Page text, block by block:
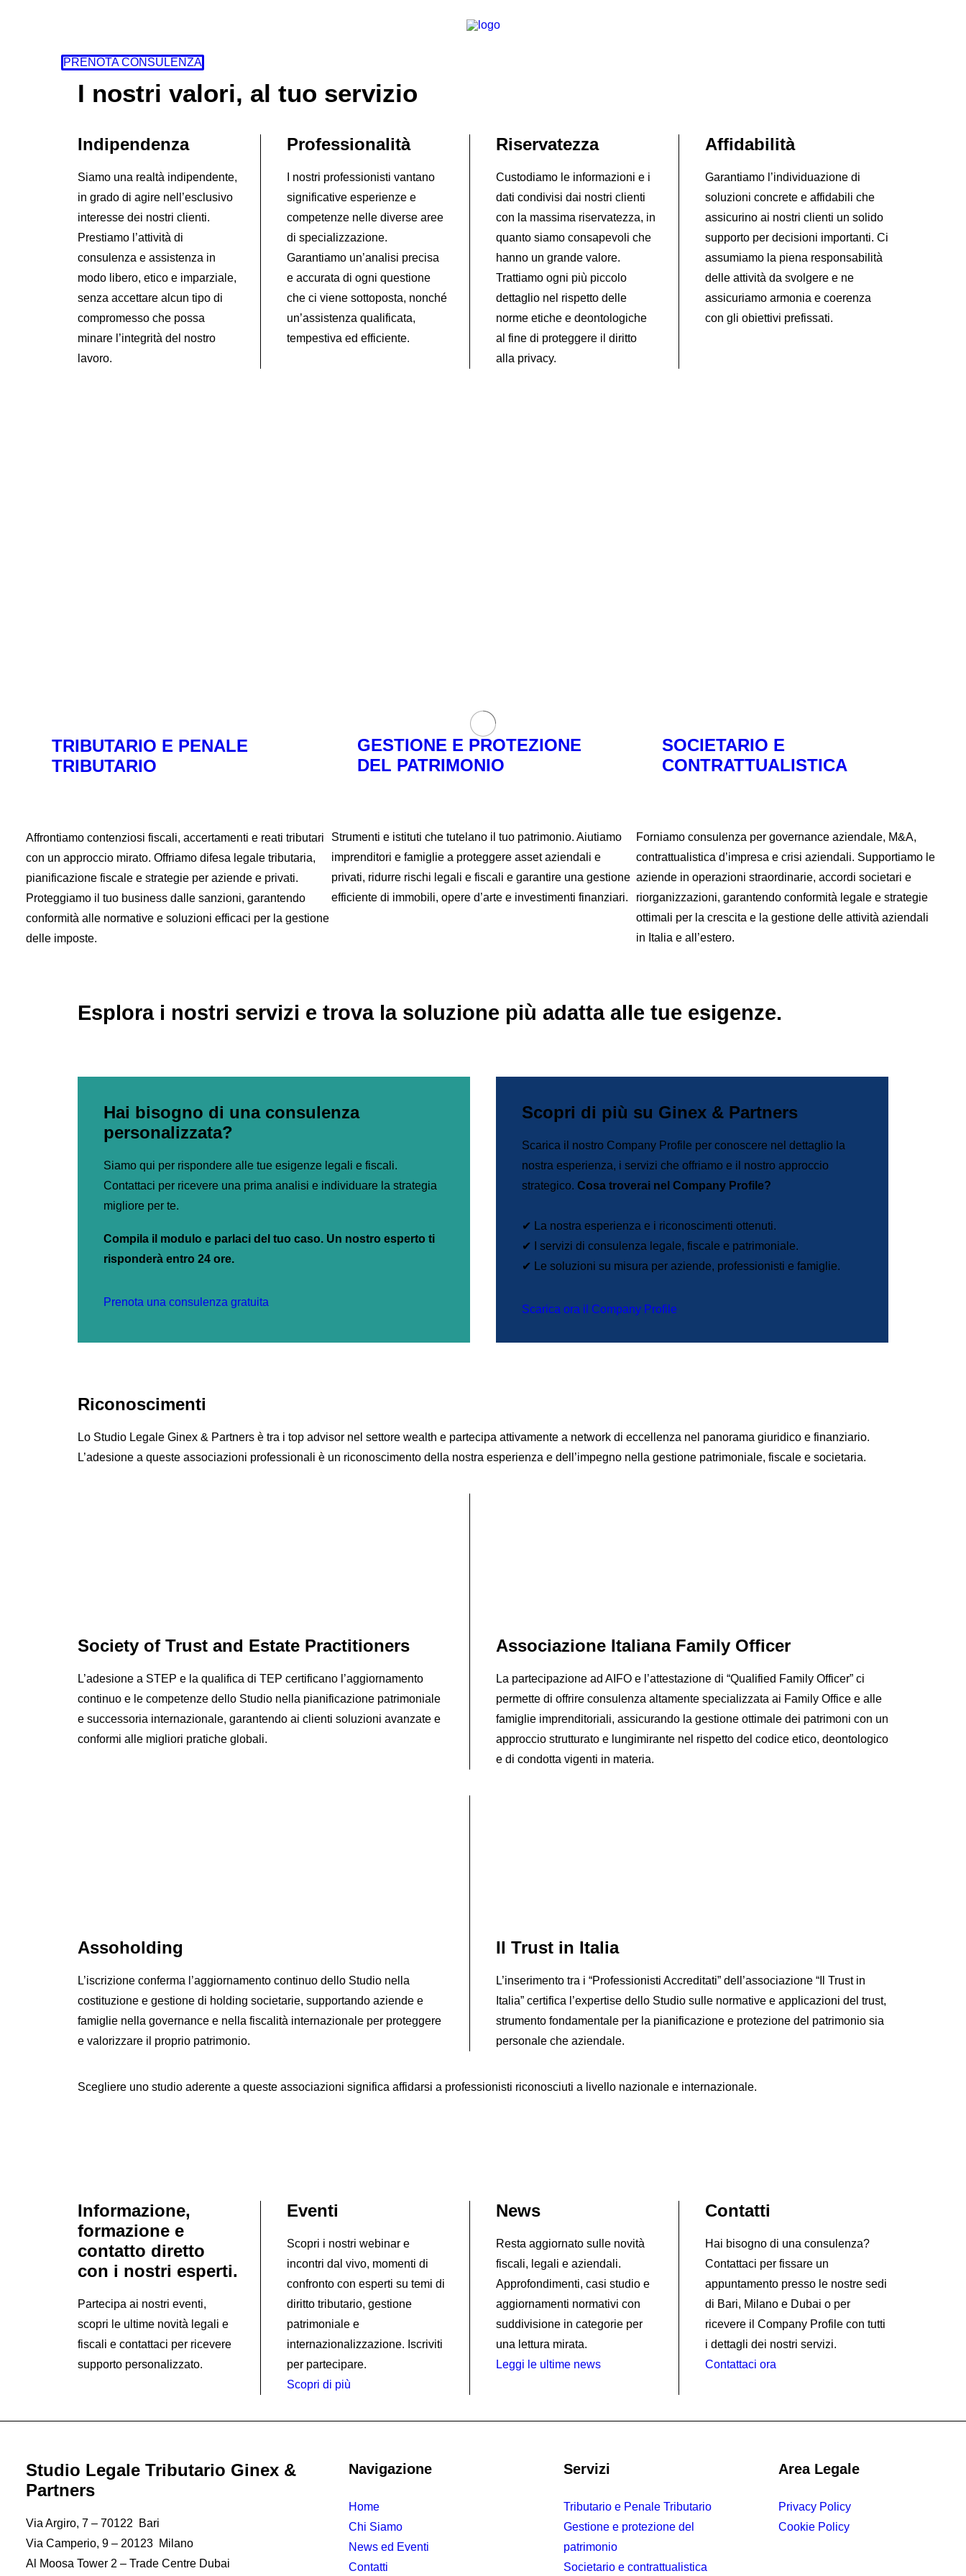
PRENOTA CONSULENZA
I nostri valori, al tuo servizio
Indipendenza
Siamo una realtà indipendente,
in grado di agire nell’esclusivo
interesse dei nostri clienti.
Prestiamo l’attività di
consulenza e assistenza in
modo libero, etico e imparziale,
senza accettare alcun tipo di
compromesso che possa
minare l’integrità del nostro
lavoro.
Professionalità
I nostri professionisti vantano
significative esperienze e
competenze nelle diverse aree
di specializzazione.
Garantiamo un’analisi precisa
e accurata di ogni questione
che ci viene sottoposta, nonché
un’assistenza qualificata,
tempestiva ed efficiente.
Riservatezza
Custodiamo le informazioni e i
dati condivisi dai nostri clienti
con la massima riservatezza, in
quanto siamo consapevoli che
hanno un grande valore.
Trattiamo ogni più piccolo
dettaglio nel rispetto delle
norme etiche e deontologiche
al fine di proteggere il diritto
alla privacy.
Affidabilità
Garantiamo l’individuazione di
soluzioni concrete e affidabili che
assicurino ai nostri clienti un solido
supporto per decisioni importanti. Ci
assumiamo la piena responsabilità
delle attività da svolgere e ne
assicuriamo armonia e coerenza
con gli obiettivi prefissati.
TRIBUTARIO E PENALE
TRIBUTARIO
Affrontiamo contenziosi fiscali, accertamenti e reati tributari
con un approccio mirato. Offriamo difesa legale tributaria,
pianificazione fiscale e strategie per aziende e privati.
Proteggiamo il tuo business dalle sanzioni, garantendo
conformità alle normative e soluzioni efficaci per la gestione
delle imposte.
GESTIONE E PROTEZIONE
DEL PATRIMONIO
Strumenti e istituti che tutelano il tuo patrimonio. Aiutiamo
imprenditori e famiglie a proteggere asset aziendali e
privati, ridurre rischi legali e fiscali e garantire una gestione
efficiente di immobili, opere d’arte e investimenti finanziari.
SOCIETARIO E
CONTRATTUALISTICA
Forniamo consulenza per governance aziendale, M&A,
contrattualistica d’impresa e crisi aziendali. Supportiamo le
aziende in operazioni straordinarie, accordi societari e
riorganizzazioni, garantendo conformità legale e strategie
ottimali per la crescita e la gestione delle attività aziendali
in Italia e all’estero.
Esplora i nostri servizi e trova la soluzione più adatta alle tue esigenze.
Hai bisogno di una consulenza
personalizzata?
Siamo qui per rispondere alle tue esigenze legali e fiscali.
Contattaci per ricevere una prima analisi e individuare la strategia
migliore per te.
Compila il modulo e parlaci del tuo caso. Un nostro esperto ti
risponderà entro 24 ore.
Prenota una consulenza gratuita
Scopri di più su Ginex & Partners
Scarica il nostro Company Profile per conoscere nel dettaglio la
nostra esperienza, i servizi che offriamo e il nostro approccio
strategico. Cosa troverai nel Company Profile?
✔ La nostra esperienza e i riconoscimenti ottenuti.
✔ I servizi di consulenza legale, fiscale e patrimoniale.
✔ Le soluzioni su misura per aziende, professionisti e famiglie.
Scarica ora il Company Profile
Riconoscimenti
Lo Studio Legale Ginex & Partners è tra i top advisor nel settore wealth e partecipa attivamente a network di eccellenza nel panorama giuridico e finanziario.
L’adesione a queste associazioni professionali è un riconoscimento della nostra esperienza e dell’impegno nella gestione patrimoniale, fiscale e societaria.
Society of Trust and Estate Practitioners
L’adesione a STEP e la qualifica di TEP certificano l’aggiornamento
continuo e le competenze dello Studio nella pianificazione patrimoniale
e successoria internazionale, garantendo ai clienti soluzioni avanzate e
conformi alle migliori pratiche globali.
Associazione Italiana Family Officer
La partecipazione ad AIFO e l’attestazione di “Qualified Family Officer” ci
permette di offrire consulenza altamente specializzata ai Family Office e alle
famiglie imprenditoriali, assicurando la gestione ottimale dei patrimoni con un
approccio strutturato e lungimirante nel rispetto del codice etico, deontologico
e di condotta vigenti in materia.
Assoholding
L’iscrizione conferma l’aggiornamento continuo dello Studio nella
costituzione e gestione di holding societarie, supportando aziende e
famiglie nella governance e nella fiscalità internazionale per proteggere
e valorizzare il proprio patrimonio.
Il Trust in Italia
L’inserimento tra i “Professionisti Accreditati” dell’associazione “Il Trust in
Italia” certifica l’expertise dello Studio sulle normative e applicazioni del trust,
strumento fondamentale per la pianificazione e protezione del patrimonio sia
personale che aziendale.
Scegliere uno studio aderente a queste associazioni significa affidarsi a professionisti riconosciuti a livello nazionale e internazionale.
Informazione,
formazione e
contatto diretto
con i nostri esperti.
Partecipa ai nostri eventi,
scopri le ultime novità legali e
fiscali e contattaci per ricevere
supporto personalizzato.
Eventi
Scopri i nostri webinar e
incontri dal vivo, momenti di
confronto con esperti su temi di
diritto tributario, gestione
patrimoniale e
internazionalizzazione. Iscriviti
per partecipare.
Scopri di più
News
Resta aggiornato sulle novità
fiscali, legali e aziendali.
Approfondimenti, casi studio e
aggiornamenti normativi con
suddivisione in categorie per
una lettura mirata.
Leggi le ultime news
Contatti
Hai bisogno di una consulenza?
Contattaci per fissare un
appuntamento presso le nostre sedi
di Bari, Milano e Dubai o per
ricevere il Company Profile con tutti
i dettagli dei nostri servizi.
Contattaci ora
Studio Legale Tributario Ginex &
Partners
Via Argiro, 7 – 70122 Bari
Via Camperio, 9 – 20123 Milano
Al Moosa Tower 2 – Trade Centre Dubai
Navigazione
Home
Chi Siamo
News ed Eventi
Contatti
Servizi
Tributario e Penale Tributario
Gestione e protezione del
patrimonio
Societario e contrattualistica
Area Legale
Privacy Policy
Cookie Policy